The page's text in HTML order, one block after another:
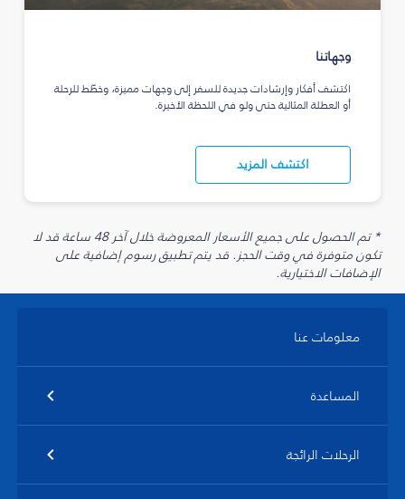
وجهاتنا
اكتشف أفكار وإرشادات جديدة للسفر إلى وجهات مميزة، وخطّط للرحلة
أو العطلة المثالية حتى ولو في اللحظة الأخيرة.
اكتشف المزيد
* تم الحصول على جميع الأسعار المعروضة خلال آخر 48 ساعة قد لا
تكون متوفرة في وقت الحجز. قد يتم تطبيق رسوم إضافية على
الإضافات الاختيارية.
معلومات عنا
المساعدة
الرحلات الرائجة